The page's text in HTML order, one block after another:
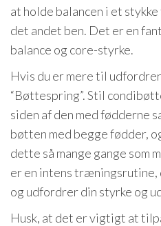
at holde balancen i et
det andet ben. Det er en
balance og core-styrke.
Hvis du er mere til
“Bøttespring”. Stil
siden af den med fødderne
bøtten med begge fødder,
dette så mange gange som
er en intens træningsrutine,
og udfordrer din styrke og
Husk, at det er vigtigt at